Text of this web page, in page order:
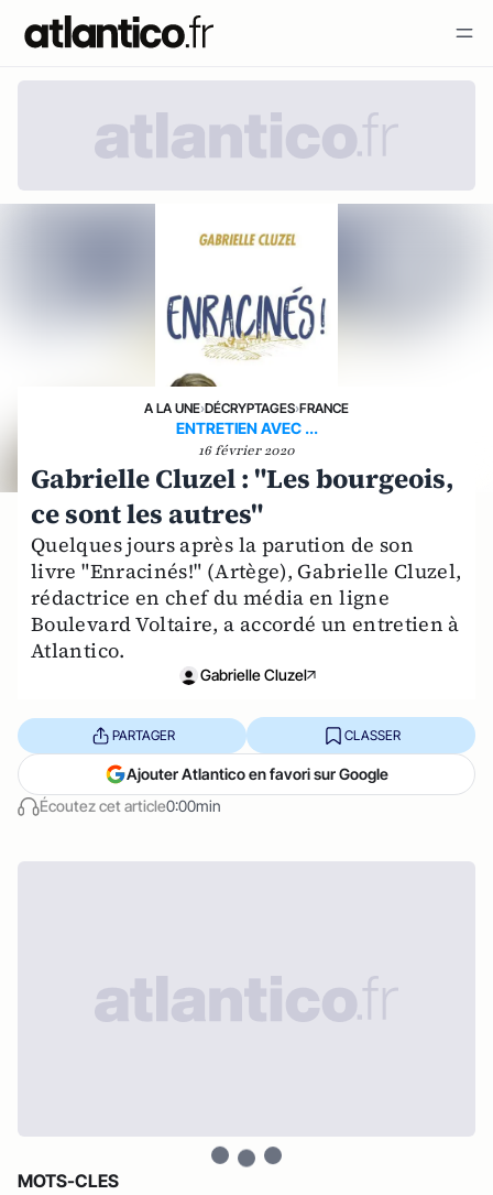
A LA UNE›DÉCRYPTAGES›FRANCE
ENTRETIEN AVEC ...
16 février 2020
Gabrielle Cluzel : "Les bourgeois,
ce sont les autres"
Quelques jours après la parution de son
livre "Enracinés!" (Artège), Gabrielle Cluzel,
rédactrice en chef du média en ligne
Boulevard Voltaire, a accordé un entretien à
Atlantico.
Gabrielle Cluzel
Écoutez cet article0:00min
PARTAGER CLASSER
Ajouter Atlantico en favori sur Google
MOTS-CLES